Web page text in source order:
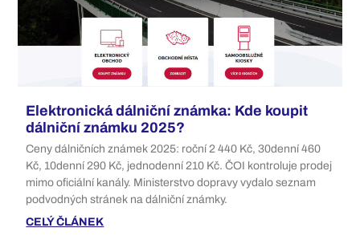
Elektronická dálniční známka: Kde koupit
dálniční známku 2025?
Ceny dálničních známek 2025: roční 2 440 Kč, 30denní 460
Kč, 10denní 290 Kč, jednodenní 210 Kč. ČOI kontroluje prodej
mimo oficiální kanály. Ministerstvo dopravy vydalo seznam
podvodných stránek na dálniční známky.
CELÝ ČLÁNEK